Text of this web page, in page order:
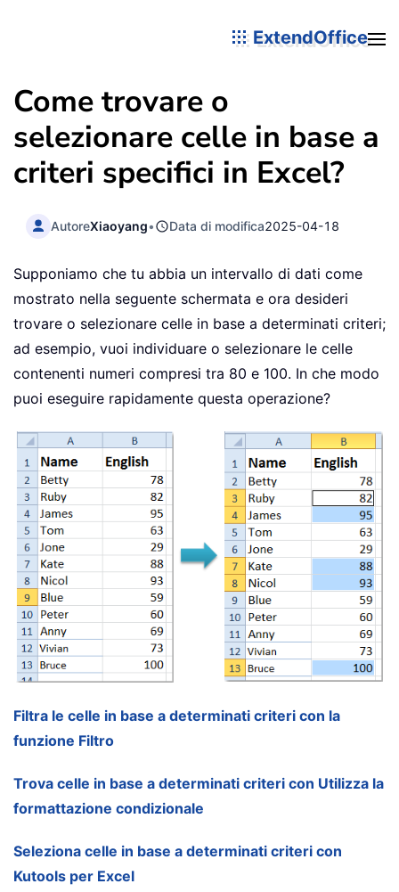
ExtendOffice
Come trovare o
selezionare celle in base a
criteri specifici in Excel?
AutoreXiaoyang• Data di modifica2025-04-18
Supponiamo che tu abbia un intervallo di dati come
mostrato nella seguente schermata e ora desideri
trovare o selezionare celle in base a determinati criteri;
ad esempio, vuoi individuare o selezionare le celle
contenenti numeri compresi tra 80 e 100. In che modo
puoi eseguire rapidamente questa operazione?
Filtra le celle in base a determinati criteri con la
funzione Filtro
Trova celle in base a determinati criteri con Utilizza la
formattazione condizionale
Seleziona celle in base a determinati criteri con
Kutools per Excel